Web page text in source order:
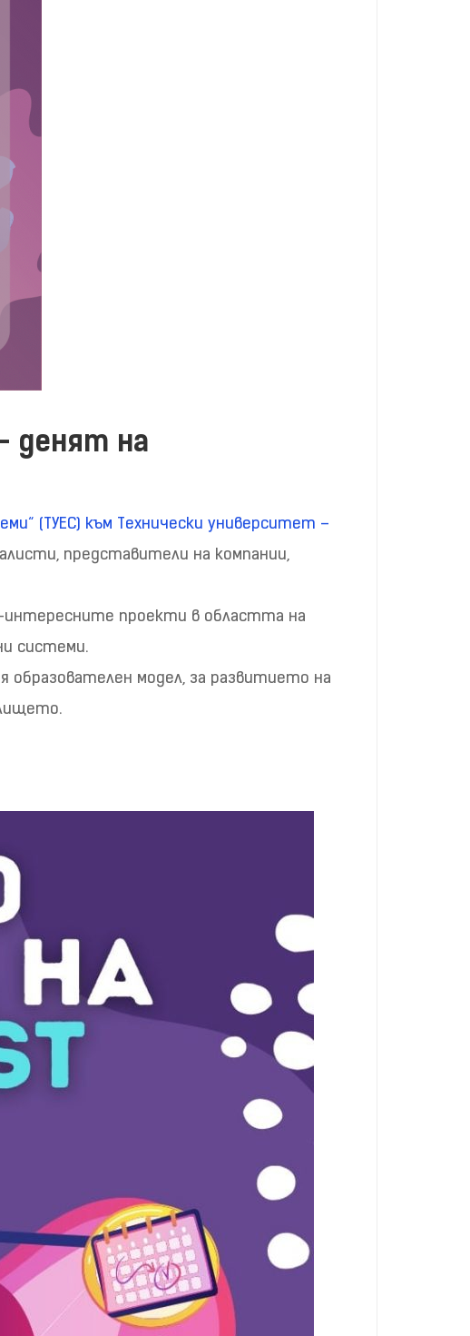
денят на
(ТУЕС) към Технически университет –
представители на компании,
интересните проекти в областта на
системи.
модел, за развитието на